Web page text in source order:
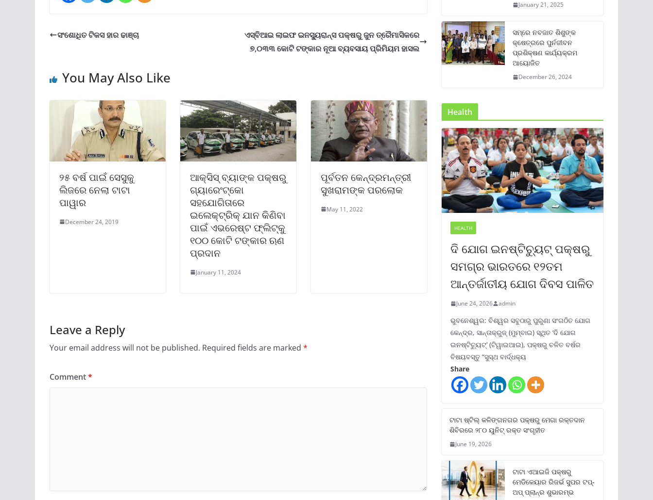
ସଂଶୋଧିତ ଟିକସ ହାର ଢାଞ୍ଚା
ଏସ୍‌ବିଆଇ ଲାଇଫ ଇନସ୍ୟୁରାନ୍ସ ପକ୍ଷରୁ ଜୁନ ତ୍ରୈମାସିକରେ
୭,୦୩୩ କୋଟି ଟଙ୍କାର ନୂଆ ବ୍ୟବସାୟ ପ୍ରିମିୟମ ହାସଲ
You May Also Like
୨୫ ବର୍ଷ ପାଇଁ ସେସୁକୁ
ଲିଜରେ ନେଲା ଟାଟା
ପାୱାର
December 24, 2019
ଆକ୍ସିସ୍ ବ୍ୟାଙ୍କ ପକ୍ଷରୁ
ଗ୍ୟାରେଂଟ୍‌କୋ
ସହଯୋଗିତାରେ
ଇଲେକ୍ଟ୍ରିକ୍ ଯାନ କିଣିବା
ପାଇଁ ଏଭରେଷ୍ଟ ଫ୍ଲିଟ୍‌କୁ
୧୦୦ କୋଟି ଟଙ୍କାର ଋଣ
ପ୍ରଦାନ
January 11, 2024
ପୂର୍ବତନ କେନ୍ଦ୍ରମନ୍ତ୍ରୀ
ସୁଖରାମଙ୍କ ପରଲୋକ
May 11, 2022
Leave a Reply
Your email address will not be published. Required fields are marked *
Comment*
January 21, 2025
ସମ୍‌ରେ ନବଜାତ ଶିଶୁଙ୍କ
କ୍ଷେତ୍ରରେ ପୁର୍ନଜୀବନ
ପ୍ରଶିକ୍ଷଣ କାର୍ଯ୍ୟକ୍ରମ
ଆୟୋଜିତ
December 26, 2024
Health
HEALTH
ଦି ଯୋଗ ଇନଷ୍ଟିଚ୍ୟୁଟ୍ ପକ୍ଷରୁ
ସମଗ୍ର ଭାରତରେ ୧୨ତମ
ଆନ୍ତର୍ଜାତୀୟ ଯୋଗ ଦିବସ ପାଳିତ
June 24, 2026 admin
ଭୁବନେଶ୍ୱର: ବିଶ୍ୱର ସବୁଠାରୁ ପୁରୁଣା ସଂଗଠିତ ଯୋଗ
କେନ୍ଦ୍ର, ସାନ୍ତାକ୍ରୁଜ୍ (ମୁମ୍ବାଇ) ସ୍ଥିତ ‘ଦି ଯୋଗ
ଇନଷ୍ଟିଚ୍ୟୁଟ୍‌’ (ଟିୱାଇଆଇ), ପକ୍ଷରୁ ଚଳିତ ବର୍ଷର
ବିଷୟବସ୍ତୁ “ସୁସ୍ଥ ବାର୍ଦ୍ଧକ୍ୟ
Share
ଟାଟା ଷ୍ଟିଲ୍‌ କଳିଙ୍ଗନଗର ପକ୍ଷରୁ ମେଗା ରକ୍ତଦାନ
ଶିବିରରେ ୨୮୦ ୟୁନିଟ୍‌ ରକ୍ତ ସଂଗୃହୀତ
June 19, 2026
ଟାଟା ଏଆଇଜି ପକ୍ଷରୁ
ମେଡିକେୟାର ରିଜର୍ଭ ସୁପର ଟପ୍‌-
ଅପ୍ ପ୍ଲାନ୍‌ର ଶୁଭାରମ୍ଭ